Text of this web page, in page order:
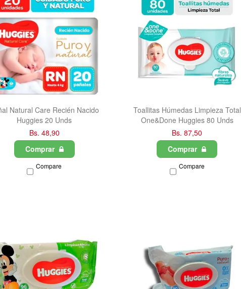
Natural Care Recién Nacido
Huggies 20 Unds
Bs. 48,90
Comprar
Compare
Toallitas Húmedas Limpieza Total
One&Done Huggies 80 Unds
Bs. 87,50
Comprar
Compare